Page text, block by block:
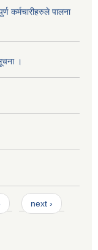
कर्मचारीहरुले पालना
।
next ›